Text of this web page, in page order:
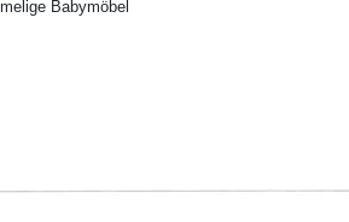
Babymöbel